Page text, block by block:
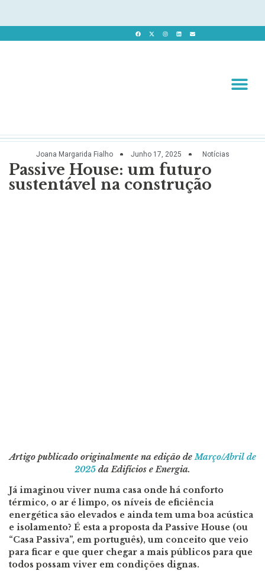
Joana Margarida Fialho Junho 17, 2025 Notícias
Passive House: um futuro
sustentável na construção
Artigo publicado originalmente na edição deMarço/Abril de
2025 da Edifícios e Energia.
Já imaginou viver numa casa onde há conforto
térmico, o ar é limpo, os níveis de eficiência
energética são elevados e ainda tem uma boa acústica
e isolamento? É esta a proposta da Passive House (ou
“Casa Passiva”, em português), um conceito que veio
para ficar e que quer chegar a mais públicos para que
todos possam viver em condições dignas.